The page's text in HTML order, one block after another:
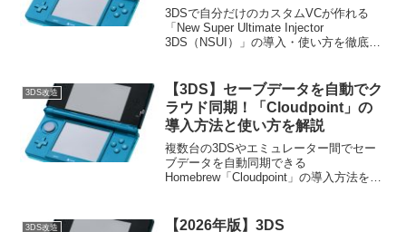
3DSで自分だけのカスタムVCが作れる
「New Super Ultimate Injector
3DS（NSUI）」の導入・使い方を徹底解
を紹介します。自分好みの究極のゲーム
ライブラリを構築しましょう。
3DS改造
【3DS】セーブデータを自動でク
ラウド同期！「Cloudpoint」の
導入方法と使い方を解説
複数台の3DSやエミュレーター間でセー
ブデータを自動同期できる
Homebrew「Cloudpoint」の導入方法を解
携・同期する手順、Checkpointとの違い
3DS改造
【2026年版】3DS